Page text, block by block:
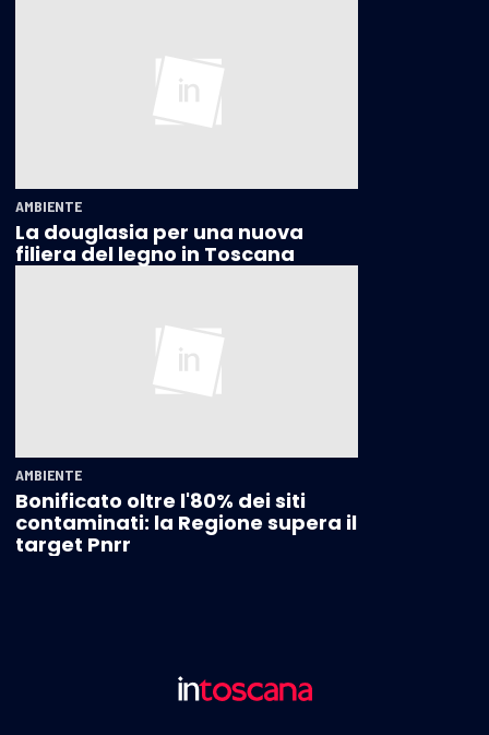
AMBIENTE
La douglasia per una nuova
filiera del legno in Toscana
AMBIENTE
Bonificato oltre l'80% dei siti
contaminati: la Regione supera il
target Pnrr